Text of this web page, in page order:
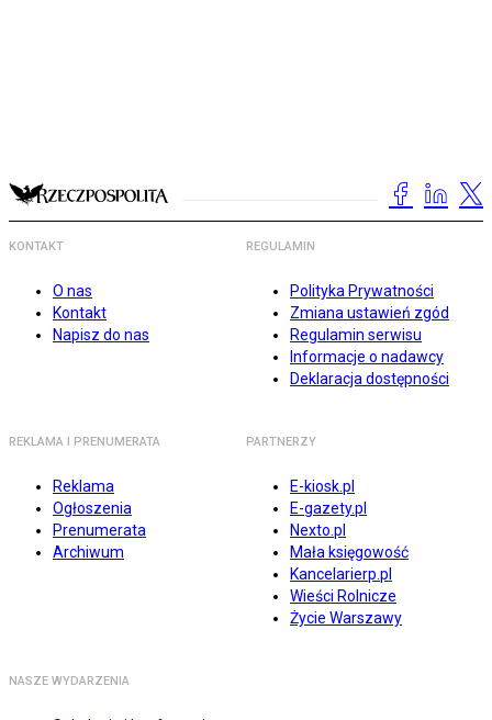
KONTAKT
O nas
Kontakt
Napisz do nas
REGULAMIN
Polityka Prywatności
Zmiana ustawień zgód
Regulamin serwisu
Informacje o nadawcy
Deklaracja dostępności
REKLAMA I PRENUMERATA
Reklama
Ogłoszenia
Prenumerata
Archiwum
PARTNERZY
E-kiosk.pl
E-gazety.pl
Nexto.pl
Mała księgowość
Kancelarierp.pl
Wieści Rolnicze
Życie Warszawy
NASZE WYDARZENIA